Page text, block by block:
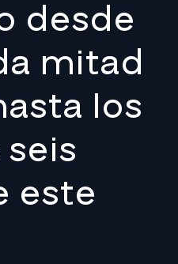
desde
mitad
los
este